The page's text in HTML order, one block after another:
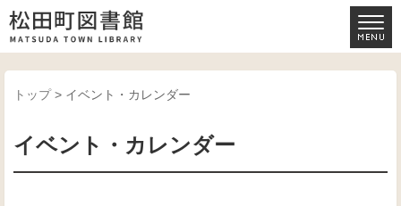
トップ > イベント・カレンダー
イベント・カレンダー